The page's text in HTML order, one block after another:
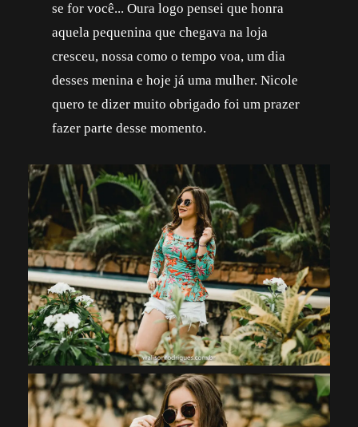
se for você... Oura logo pensei que honra
aquela pequenina que chegava na loja
cresceu, nossa como o tempo voa, um dia
desses menina e hoje já uma mulher. Nicole
quero te dizer muito obrigado foi um prazer
fazer parte desse momento.